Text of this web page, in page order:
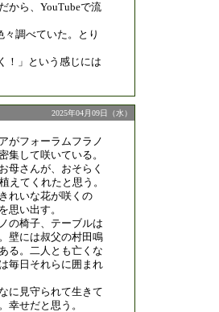
から、YouTubeで流
調べていた。とり
！」という感じには
2025年04月09日（水）
がフォーラムフラノ
集して咲いている。
母さんが、おそらく
えてくれたと思う。
れいな花が咲くの
思い出す。
の椅子、テーブルは
壁には叔父の村田鳴
る。二人とも亡くな
毎日それらに囲まれ
に見守られて生きて
幸せだと思う。